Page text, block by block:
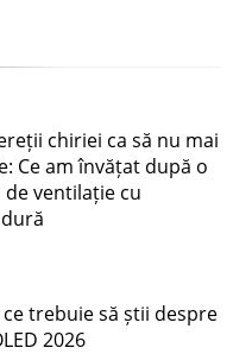
chiriei ca să nu mai
Ce am învățat după o
ventilație cu
ce trebuie să știi despre
2026